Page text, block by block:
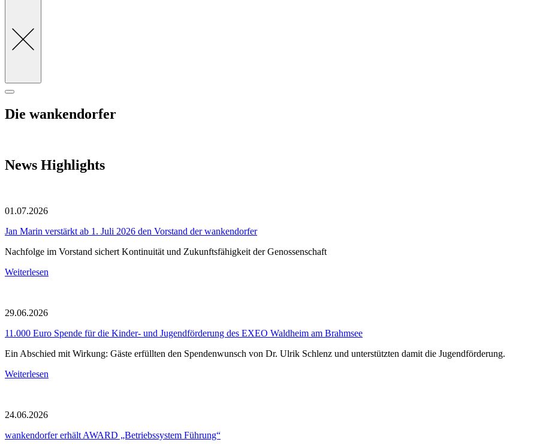
Die wankendorfer
News Highlights
01.07.2026
Jan Marin verstärkt ab 1. Juli 2026 den Vorstand der wankendorfer
Nachfolge im Vorstand sichert Kontinuität und Zukunftsfähigkeit der Genossenschaft
Weiterlesen
29.06.2026
11.000 Euro Spende für die Kinder- und Jugendförderung des EXEO Waldheim am Brahmsee
Ein Abschied mit Wirkung: Gäste erfüllten den Spendenwunsch von Dr. Ulrik Schlenz und unterstützten damit die Jugendförderung.
Weiterlesen
24.06.2026
wankendorfer erhält AWARD „Betriebssystem Führung“